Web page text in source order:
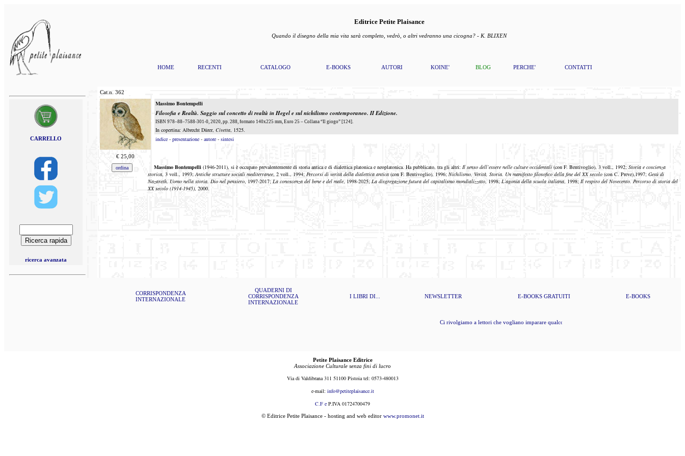
Editrice Petite Plaisance
Quando il disegno della mia vita sarà completo, vedrò, o altri vedranno una cicogna? - K. BLIXEN
HOME RECENTI CATALOGO E-BOOKS AUTORI KOINE' BLOG PERCHE' CONTATTI
CARRELLO
ricerca avanzata
Cat.n. 362
Massimo Bontempelli
Filosofia e Realtà. Saggio sul concetto di realtà in Hegel e sul nichilismo contemporaneo. II Edizione.
ISBN 978–88–7588-301-0, 2020, pp. 288, formato 140x225 mm, Euro 25 – Collana “Il giogo” [124].
In copertina: Albrecht Dürer, Civetta, 1525.
indice - presentazione - autore - sintesi
€ 25,00
Massimo Bontempelli (1946-2011), si è occupato prevalentemente di storia antica e di dialettica platonica e neoplatonica. Ha pubblicato, tra gli altri: Il senso dell’essere nelle culture occidentali (con F. Bentivoglio), 3 voll., 1992; Storia e coscienza
storica, 3 voll., 1993;Antiche strutture sociali mediterranee, 2 voll., 1994; Percorsi di verità della dialettica antica (con F. Bentivoglio), 1996; Nichilismo, Verità, Storia. Un manifesto filosofico della fine del XX secolo (con C. Preve),1997; Gesù di
Nazareth. Uomo nella storia. Dio nel pensiero, 1997-2017; La conoscenza del bene e del male, 1998-2025; La disgregazione futura del capitalismo mondializzato, 1998; L’agonia della scuola italiana, 1998; Il respiro del Novecento. Percorso di storia del
XX secolo (1914-1945), 2000.
CORRISPONDENZA
INTERNAZIONALE
QUADERNI DI
CORRISPONDENZA
INTERNAZIONALE
I LIBRI DI... NEWSLETTER E-BOOKS GRATUITI E-BOOKS
Ci rivolgiamo a lettori che vogliano imparare qualcosa di nuovo, che dunque vogliano pure pensare da
Petite Plaisance Editrice
Associazione Culturale senza fini di lucro
Via di Valdibrana 311 51100 Pistoia tel: 0573-480013
e-mail: info@petiteplaisance.it
C.F e P.IVA 01724700479
© Editrice Petite Plaisance - hosting and web editor www.promonet.it